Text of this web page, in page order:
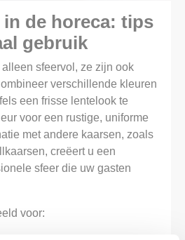
de horeca: tips
gebruik
sfeervol, ze zijn ook
verschillende kleuren
een frisse lentelook te
voor een rustige, uniforme
met andere kaarsen, zoals
creëert u een
sfeer die uw gasten
voor: